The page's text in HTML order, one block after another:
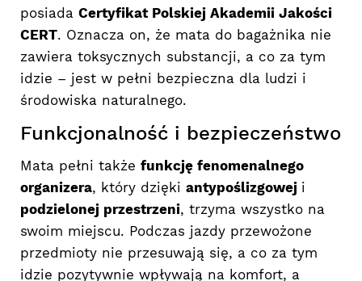
posiada Certyfikat Polskiej Akademii Jakości
CERT. Oznacza on, że mata do bagażnika nie
zawiera toksycznych substancji, a co za tym
idzie – jest w pełni bezpieczna dla ludzi i
środowiska naturalnego.
Funkcjonalność i bezpieczeństwo
Mata pełni także funkcję fenomenalnego
organizera, który dzięki antypoślizgowej i
podzielonej przestrzeni, trzyma wszystko na
swoim miejscu. Podczas jazdy przewożone
przedmioty nie przesuwają się, a co za tym
idzie pozytywnie wpływają na komfort, a